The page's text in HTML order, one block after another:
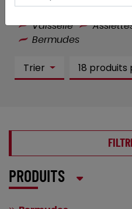
Vaisselle
Bermudes
Trier 18 produits
PRODUITS